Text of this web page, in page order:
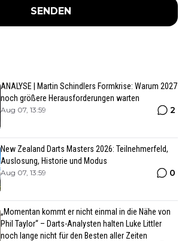
SENDEN
ANALYSE | Martin Schindlers Formkrise: Warum 2027
noch größere Herausforderungen warten
Aug 07, 13:59 2
New Zealand Darts Masters 2026: Teilnehmerfeld,
Auslosung, Historie und Modus
Aug 07, 13:59 0
„Momentan kommt er nicht einmal in die Nähe von
Phil Taylor“ – Darts-Analysten halten Luke Littler
noch lange nicht für den Besten aller Zeiten